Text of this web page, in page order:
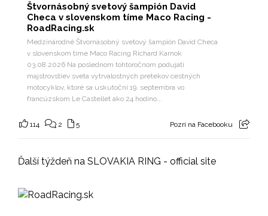
Štvornásobný svetový šampión David
Checa v slovenskom tíme Maco Racing -
RoadRacing.sk
Medzinárodné Štvornásobný svetový šampión David Checa
v slovenskom tíme Maco Racing Richard Karnok
03.08.2026 Na poslednom tohtoročnom podujatí
majstrovstiev sveta vytrvalostných pretekov cestných
motocyklov, ktoré sa uskutoční 19. septembra vo
francúzskom Le Castellet ako 24 hodino...
114 2 5 Pozri na Facebooku
Ďalší týždeň na SLOVAKIA RING - official site